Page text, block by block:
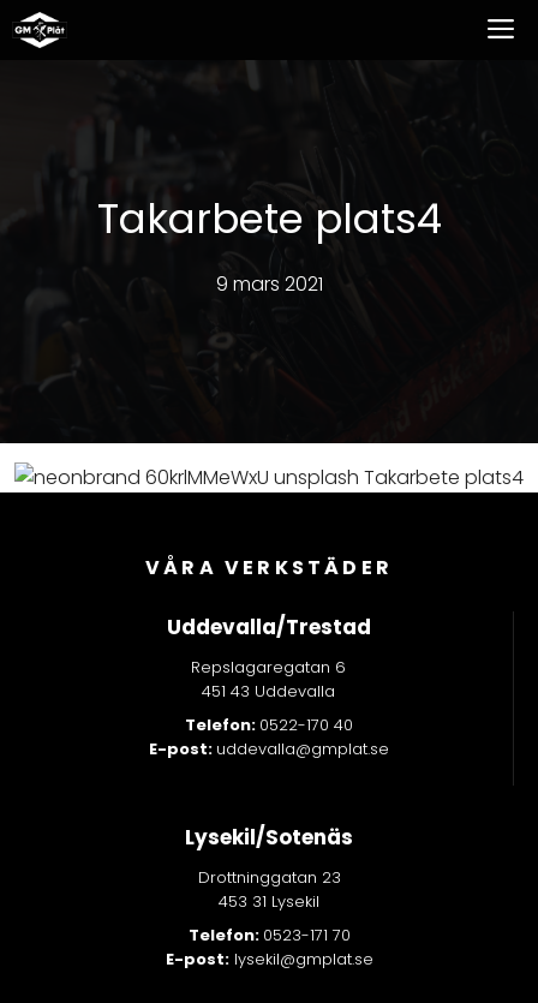
Hoppa
till
Takarbete plats4
9 mars 2021
VÅRA VERKSTÄDER
Uddevalla/Trestad
Repslagaregatan 6
451 43 Uddevalla
Telefon: 0522-170 40
E-post: uddevalla@gmplat.se
Lysekil/Sotenäs
Drottninggatan 23
453 31 Lysekil
Telefon: 0523-171 70
E-post:lysekil@gmplat.se